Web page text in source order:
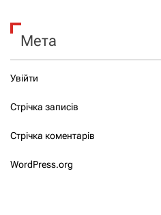
Мета
Увійти
Стрічка записів
Стрічка коментарів
WordPress.org